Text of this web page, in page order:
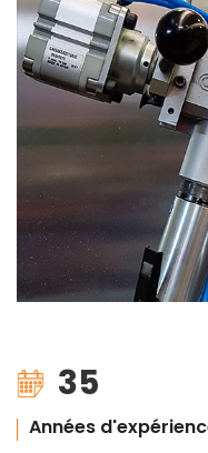
35
Années